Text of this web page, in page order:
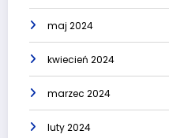
maj 2024
kwiecień 2024
marzec 2024
luty 2024